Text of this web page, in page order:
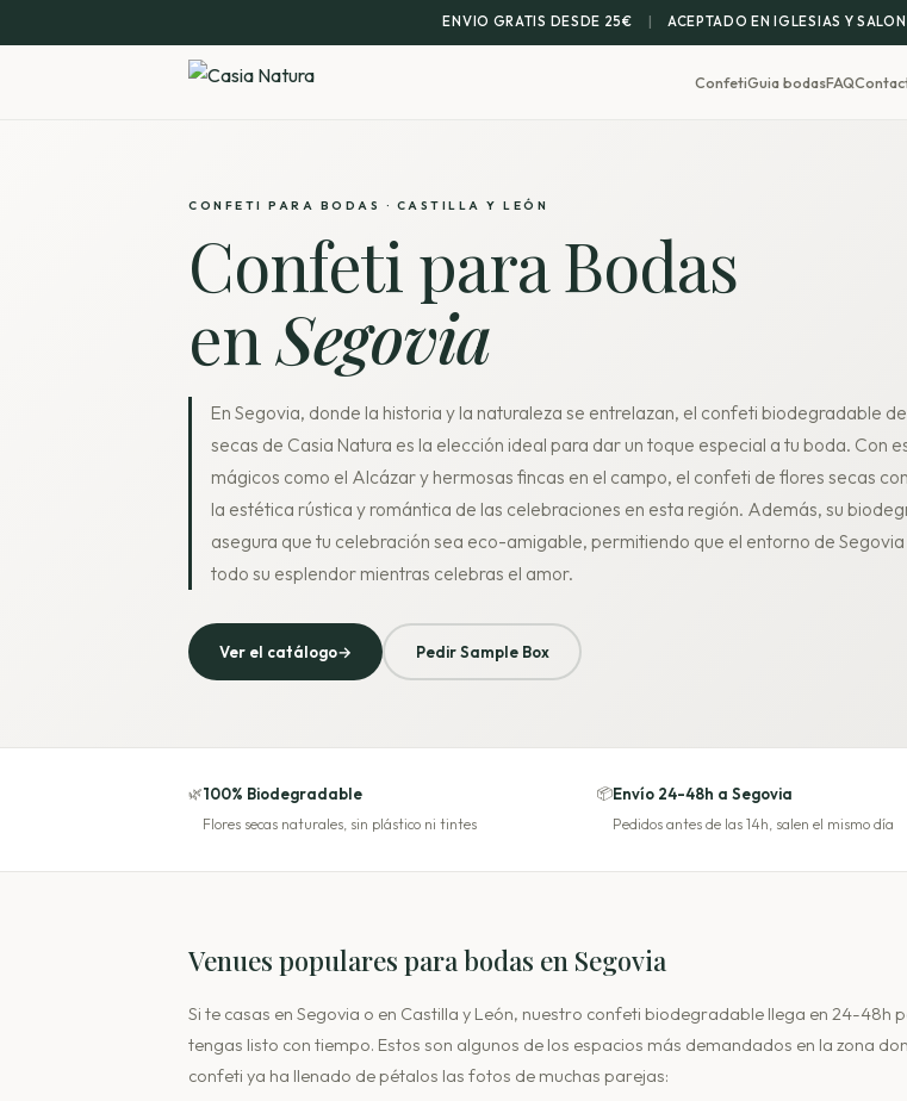
ENVIO GRATIS DESDE 25€ | ACEPTADO EN IGLESIAS Y
ConfetiGuia bodasFAQ
CONFETI PARA BODAS · CASTILLA Y LEÓN
Confeti para Bodas
enSegovia
En Segovia, donde la historia y la naturaleza se entrelazan, el confeti biodegradable
secas de Casia Natura es la elección ideal para dar un toque especial a tu boda. Con
mágicos como el Alcázar y hermosas fincas en el campo, el confeti de flores secas
la estética rústica y romántica de las celebraciones en esta región. Además, su
asegura que tu celebración sea eco-amigable, permitiendo que el entorno de
todo su esplendor mientras celebras el amor.
Ver el catálogo→ Pedir Sample Box
🌿100% Biodegradable
Flores secas naturales, sin plástico ni tintes
📦Envío 24-48h a Segovia
Pedidos antes de las 14h, salen el mismo día
Venues populares para bodas en Segovia
Si te casas en Segovia o en Castilla y León, nuestro confeti biodegradable llega en 24-48h
tengas listo con tiempo. Estos son algunos de los espacios más demandados en la zona
confeti ya ha llenado de pétalos las fotos de muchas parejas: